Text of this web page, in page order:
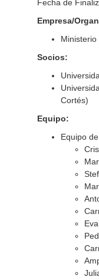
Fecha de
Empresa/
Socios:
Cortés)
Equipo:
Equipo